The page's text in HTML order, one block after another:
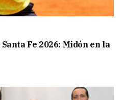
Fe 2026: Midón en la